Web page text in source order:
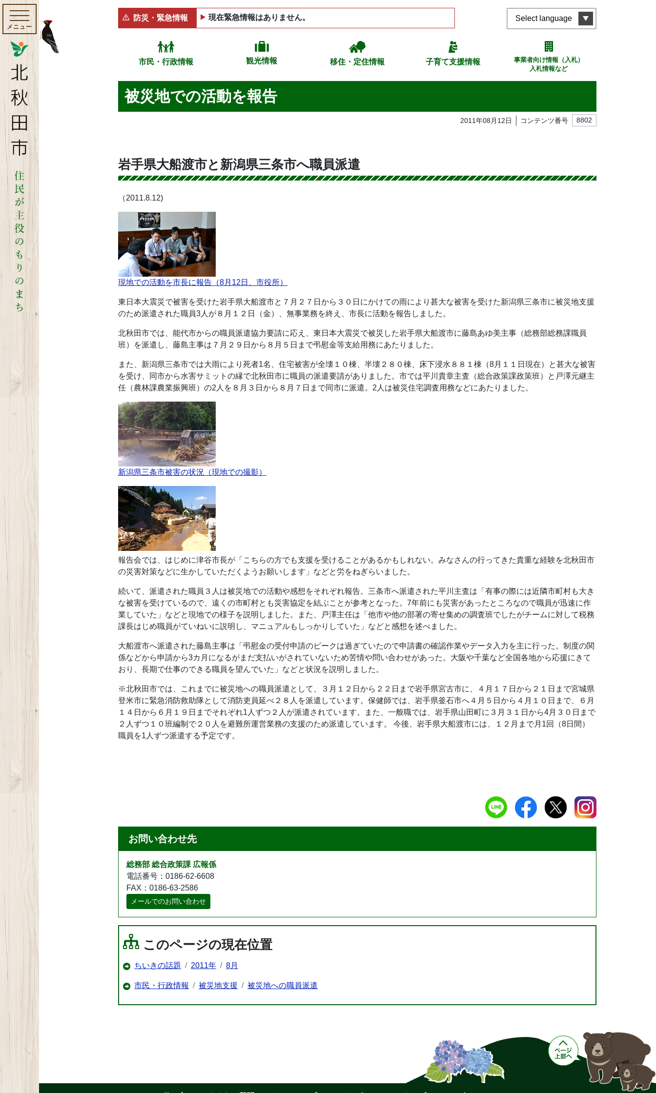
メニュー
防災・緊急情報 現在緊急情報はありません。 Select language
市民・行政情報 観光情報 移住・定住情報 子育て支援情報
事業者向け情報（入札）
入札情報など
被災地での活動を報告
2011年08月12日 コンテンツ番号 8802
岩手県大船渡市と新潟県三条市へ職員派遣
（2011.8.12)
現地での活動を市長に報告（8月12日、市役所）
東日本大震災で被害を受けた岩手県大船渡市と７月２７日から３０日にかけての雨により甚大な被害を受けた新潟県三条市に被災地支援
のため派遣された職員3人が８月１２日（金）、無事業務を終え、市長に活動を報告しました。
北秋田市では、能代市からの職員派遣協力要請に応え、東日本大震災で被災した岩手県大船渡市に藤島あゆ美主事（総務部総務課職員
班）を派遣し、藤島主事は７月２９日から８月５日まで弔慰金等支給用務にあたりました。
また、新潟県三条市では大雨により死者1名、住宅被害が全壊１０棟、半壊２８０棟、床下浸水８８１棟（8月１１日現在）と甚大な被害
を受け、同市から水害サミットの縁で北秋田市に職員の派遣要請がありました。市では平川貴章主査（総合政策課政策班）と戸澤元継主
任（農林課農業振興班）の2人を８月３日から８月７日まで同市に派遣。2人は被災住宅調査用務などにあたりました。
新潟県三条市被害の状況（現地での撮影）
報告会では、はじめに津谷市長が「こちらの方でも支援を受けることがあるかもしれない。みなさんの行ってきた貴重な経験を北秋田市
の災害対策などに生かしていただくようお願いします」などと労をねぎらいました。
続いて、派遣された職員３人は被災地での活動や感想をそれぞれ報告。三条市へ派遣された平川主査は「有事の際には近隣市町村も大き
な被害を受けているので、遠くの市町村とも災害協定を結ぶことが参考となった。7年前にも災害があったところなので職員が迅速に作
業していた」などと現地での様子を説明しました。また、戸澤主任は「他市や他の部署の寄せ集めの調査班でしたがチームに対して税務
課長はじめ職員がていねいに説明し、マニュアルもしっかりしていた」などと感想を述べました。
大船渡市へ派遣された藤島主事は「弔慰金の受付申請のピークは過ぎていたので申請書の確認作業やデータ入力を主に行った。制度の関
係などから申請から3カ月になるがまだ支払いがされていないため苦情や問い合わせがあった。大阪や千葉など全国各地から応援にきて
おり、長期で仕事のできる職員を望んでいた」などと状況を説明しました。
※北秋田市では、これまでに被災地への職員派遣として、３月１２日から２２日まで岩手県宮古市に、４月１７日から２１日まで宮城県
登米市に緊急消防救助隊として消防吏員延べ２８人を派遣しています。保健師では、岩手県釜石市へ４月５日から４月１０日まで、６月
１４日から６月１９日までそれぞれ1人ずつ２人が派遣されています。また、一般職では、岩手県山田町に３月３１日から4月３０日まで
２人ずつ１０班編制で２０人を避難所運営業務の支援のため派遣しています。 今後、岩手県大船渡市には、１２月まで月1回（8日間）
職員を1人ずつ派遣する予定です。
お問い合わせ先
総務部 総合政策課 広報係
電話番号：0186-62-6608
FAX：0186-63-2586
メールでのお問い合わせ
このページの現在位置
ちいきの話題 2011年 8月
市民・行政情報 被災地支援 被災地への職員派遣